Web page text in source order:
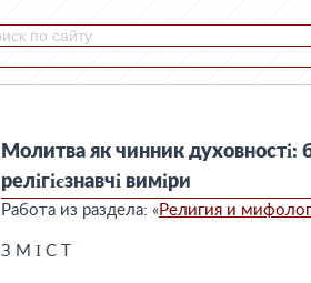
Молитва як чинник духовності:
релігієзнавчі виміри
Работа из раздела: «Религия и
З М І С Т